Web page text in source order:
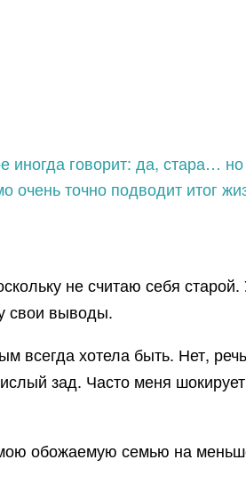
иногда говорит: да, стара…
точно подводит итог
не считаю себя
свои выводы.
всегда хотела быть. Нет,
зад. Часто меня шокирует
обожаемую семью на